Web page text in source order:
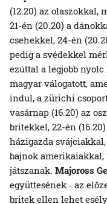
(12.20) az olaszokkal,
21-én (20.20) a
csehekkel, 24-én
pedig a svédekkel
ezúttal a legjobb
magyar válogatott,
indul, a zürichi
vasárnap (16.20) az
britekkel, 22-én
házigazda
bajnok amerikaiakkal,
játszanak. Majoross
együttesének ‑ az
britek ellen lehet